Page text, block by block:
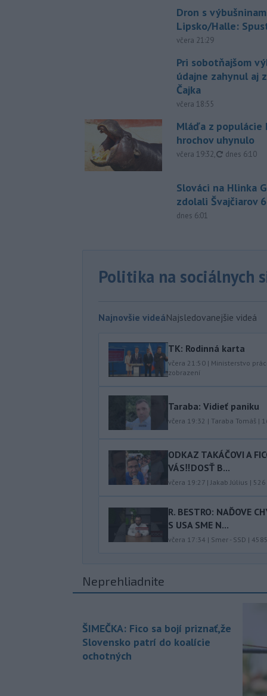
Dron s
Lipsko/Halle:
včera 21:29
Pri sobotňajšom
údajne zahynul aj
Čajka
včera 18:55
Mláďa z populácie
hrochov uhynulo
včera 19:32, aktualizované
dnes 6:10
Slováci na Hlinka
zdolali Švajčiarov
dnes 6:01
Politika na sociálnych
Najnovšie videáNajsledovanejšie videá
TK: Rodinná karta
včera 21:50 | Ministerstvo
zobrazení
Taraba: Vidieť paniku
včera 19:32 | Taraba Tomáš |
ODKAZ TAKÁČOVI A
VÁS‼️DOSŤ B...
včera 19:27 | Jakab Július | 526
R. BESTRO: NAĎOVE
S USA SME N...
včera 17:34 | Smer - SSD | 4585
Neprehliadnite
ŠIMEČKA: Fico sa bojí priznať,že
Slovensko patrí do koalície
ochotných